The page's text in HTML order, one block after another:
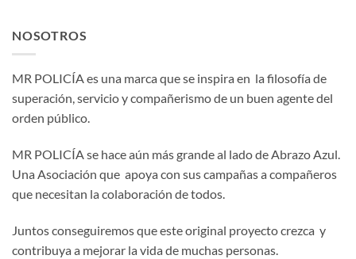
NOSOTROS
MR POLICÍA es una marca que se inspira en la filosofía de
superación, servicio y compañerismo de un buen agente del
orden público.
MR POLICÍA se hace aún más grande al lado de Abrazo Azul.
Una Asociación que apoya con sus campañas a compañeros
que necesitan la colaboración de todos.
Juntos conseguiremos que este original proyecto crezca y
contribuya a mejorar la vida de muchas personas.